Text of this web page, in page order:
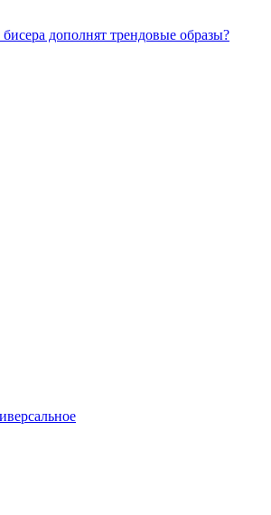
дополнят трендовые образы?